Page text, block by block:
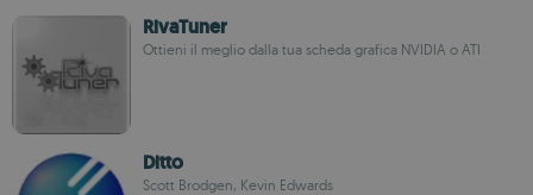
RivaTuner
Ottieni il meglio dalla tua scheda grafica NVIDIA o ATI
Ditto
Scott Brodgen, Kevin Edwards